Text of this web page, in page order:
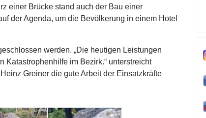
einer Brücke stand auch der Bau einer
der Agenda, um die Bevölkerung in einem Hotel
werden. „Die heutigen Leistungen
Katastrophenhilfe im Bezirk.“ unterstreicht
Greiner die gute Arbeit der Einsatzkräfte